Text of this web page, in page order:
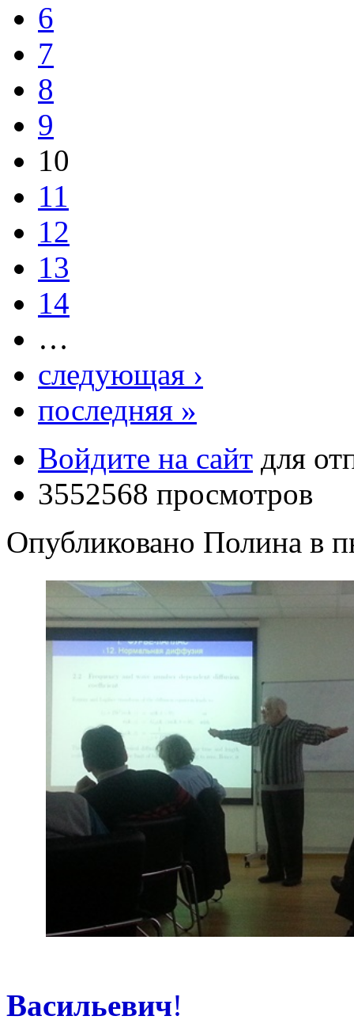
6
7
8
9
10
11
12
13
14
…
следующая ›
последняя »
Войдите на сайт для
3552568 просмотров
Опубликовано Полина в
Васильевич!